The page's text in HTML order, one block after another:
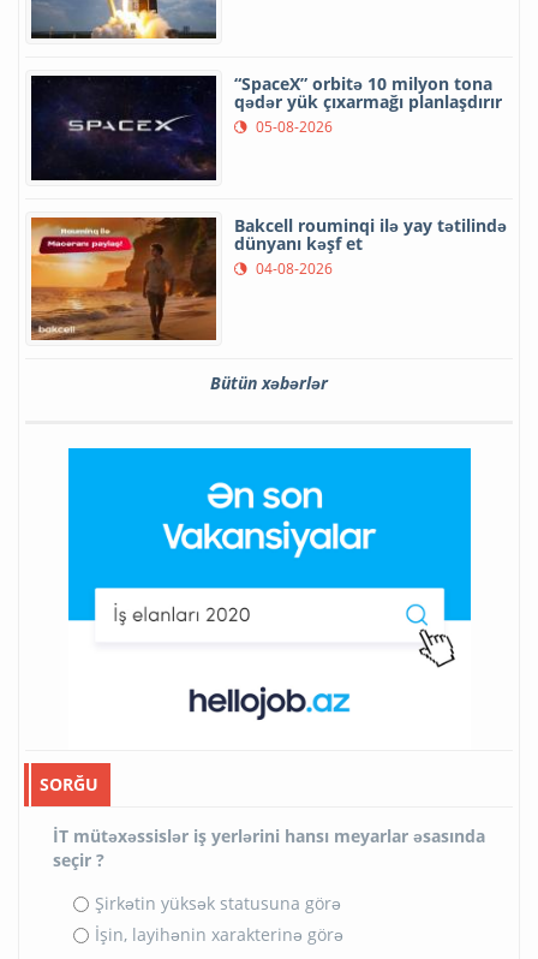
“SpaceX” orbitə 10 milyon tona
qədər yük çıxarmağı planlaşdırır
05-08-2026
Bakcell rouminqi ilə yay tətilində
dünyanı kəşf et
04-08-2026
Bütün xəbərlər
SORĞU
İT mütəxəssislər iş yerlərini hansı meyarlar əsasında
seçir ?
Şirkətin yüksək statusuna görə
İşin, layihənin xarakterinə görə